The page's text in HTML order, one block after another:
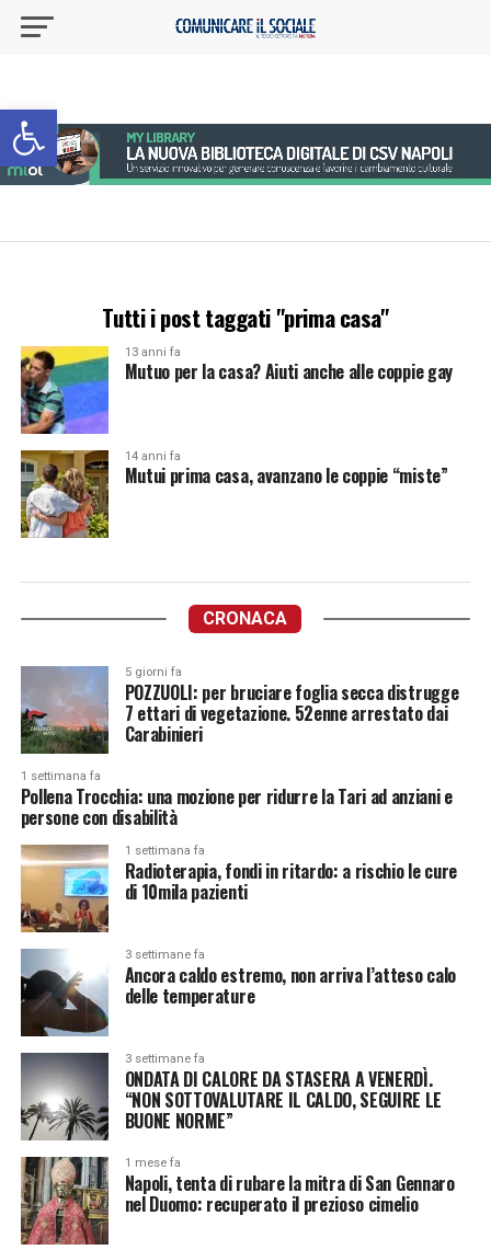
Apri la barra degli strumenti
Tutti i post taggati "prima casa"
13 anni fa
Mutuo per la casa? Aiuti anche alle coppie gay
14 anni fa
Mutui prima casa, avanzano le coppie “miste”
CRONACA
5 giorni fa
POZZUOLI: per bruciare foglia secca distrugge
7 ettari di vegetazione. 52enne arrestato dai
Carabinieri
1 settimana fa
Pollena Trocchia: una mozione per ridurre la Tari ad anziani e
persone con disabilità
1 settimana fa
Radioterapia, fondi in ritardo: a rischio le cure
di 10mila pazienti
3 settimane fa
Ancora caldo estremo, non arriva l’atteso calo
delle temperature
3 settimane fa
ONDATA DI CALORE DA STASERA A VENERDÌ.
“NON SOTTOVALUTARE IL CALDO, SEGUIRE LE
BUONE NORME”
1 mese fa
Napoli, tenta di rubare la mitra di San Gennaro
nel Duomo: recuperato il prezioso cimelio